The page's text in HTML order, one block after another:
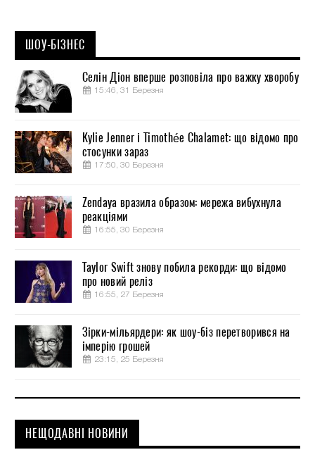
ШОУ-БІЗНЕС
Селін Діон вперше розповіла про важку хворобу
15:46, 31 Березня
Kylie Jenner і Timothée Chalamet: що відомо про
стосунки зараз
17:50, 30 Березня
Zendaya вразила образом: мережа вибухнула
реакціями
16:55, 30 Березня
Taylor Swift знову побила рекорди: що відомо
про новий реліз
16:55, 27 Березня
Зірки-мільярдери: як шоу-біз перетворився на
імперію грошей
23:15, 25 Березня
НЕЩОДАВНІ НОВИНИ